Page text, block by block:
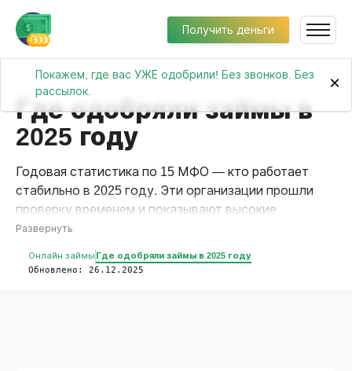
Покажем, где вас УЖЕ одобрили! Без звонков. Без
рассылок.
×
Получить деньги
Где одобряли займы в
2025 году
Годовая статистика по 15 МФО — кто работает
стабильно в 2025 году. Эти организации прошли
проверку временем и показывают высокие
результаты одобрений. Выбирайте лидеров рынка.
Развернуть
Онлайн займы Где одобряли займы в 2025 году
Обновлено: 26.12.2025